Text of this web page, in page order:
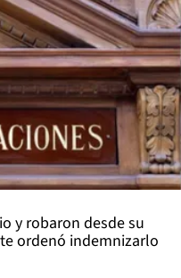
y robaron desde su
ordenó indemnizarlo